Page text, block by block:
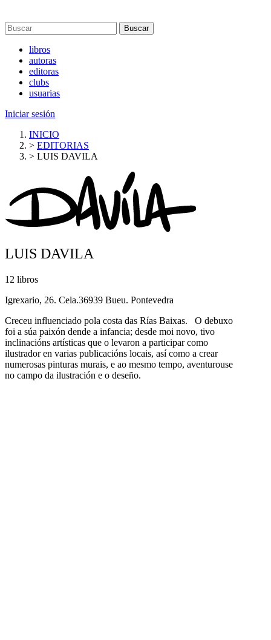
Buscar
libros
autoras
editoras
clubs
usuarias
Iniciar sesión
INICIO
> EDITORIAS
> LUIS DAVILA
LUIS DAVILA
12 libros
Igrexario, 26. Cela.36939 Bueu. Pontevedra
Creceu influenciado pola costa das Rías Baixas. O debuxo
foi a súa paixón dende a infancia; desde moi novo, tivo
inclinacións artísticas que o levaron a participar como
ilustrador en varias publicacións locais, así como a crear
numerosas pinturas murais, e ao mesmo tempo, aventurouse
no campo da ilustración e o deseño.